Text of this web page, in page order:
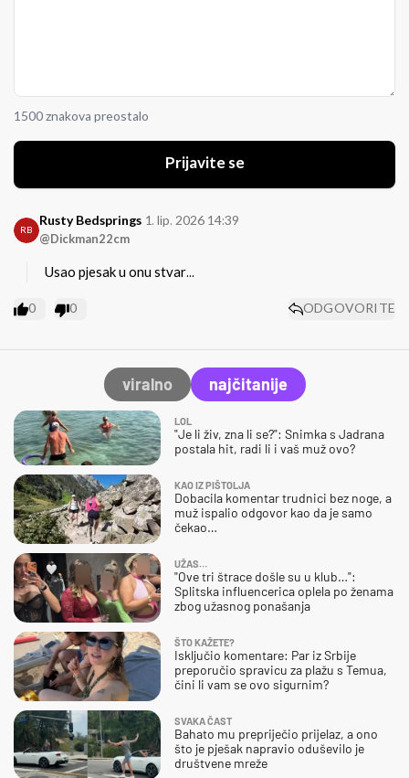
1500 znakova preostalo
Prijavite se
RB
Rusty Bedsprings
@Dickman22cm
1. lip. 2026 14:39
Usao pjesak u onu stvar...
0 0 ODGOVORITE
viralno najčitanije
LOL
"Je li živ, zna li se?": Snimka s Jadrana
postala hit, radi li i vaš muž ovo?
KAO IZ PIŠTOLJA
Dobacila komentar trudnici bez noge, a
muž ispalio odgovor kao da je samo
čekao…
UŽAS…
"Ove tri štrace došle su u klub…":
Splitska influencerica oplela po ženama
zbog užasnog ponašanja
ŠTO KAŽETE?
Isključio komentare: Par iz Srbije
preporučio spravicu za plažu s Temua,
čini li vam se ovo sigurnim?
SVAKA ČAST
Bahato mu prepriječio prijelaz, a ono
što je pješak napravio oduševilo je
društvene mreže